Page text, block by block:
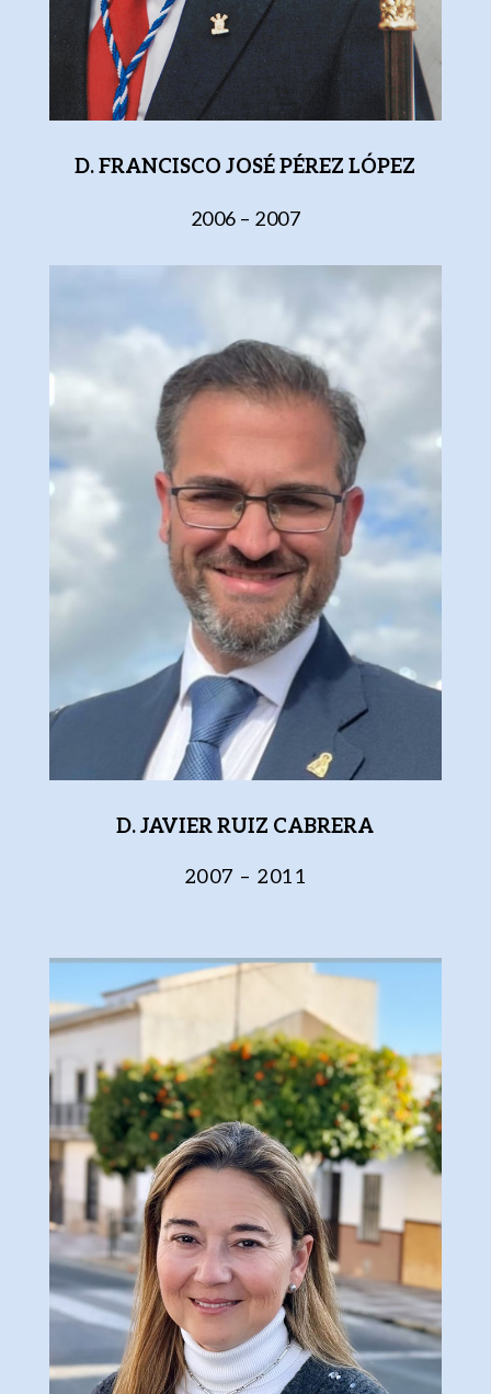
D. FRANCISCO JOSÉ PÉREZ LÓPEZ
2006 – 2007
D. JAVIER RUIZ CABRERA
2007 – 2011